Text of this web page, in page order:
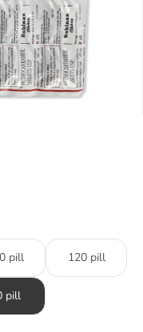
pill 120 pill
pill